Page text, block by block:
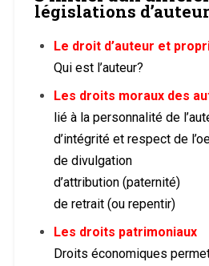
législations d’auteur
Le droit d’auteur et
Qui est l’auteur?
Les droits moraux des
lié à la personnalité de
d’intégrité et respect de
de divulgation
d’attribution (paternité)
de retrait (ou repentir)
Les droits patrimoniaux
Droits économiques